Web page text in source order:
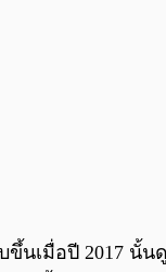
นเมื่อปี 2017 นั้